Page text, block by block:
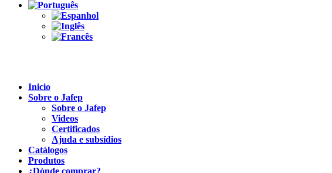
Inicio
Sobre o Jafep
Sobre o Jafep
Videos
Certificados
Ajuda e subsídios
Catálogos
Produtos
¿Dónde comprar?